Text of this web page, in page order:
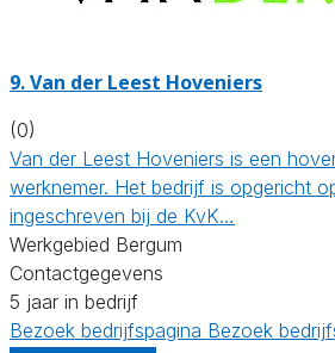
9.Van der Leest Hoveniers
(0)
Van der Leest Hoveniers is een
werknemer. Het bedrijf is opgericht
ingeschreven bij de KvK…
Werkgebied Bergum
Contactgegevens
5 jaar in bedrijf
Bezoek bedrijfspagina Bezoek